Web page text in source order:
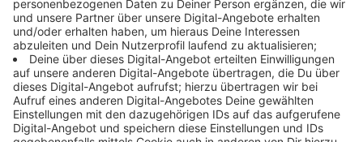
Ab sofort sind interessierte Betreiber aufgefordert, ihr
Konzept einzureichen. Um die Wege hierfür kurz zu
halten und schnell Testzentren einrichten zu können,
stehen ihnen alle notwendigen Informationen sowie
einOnline-Formular auf der Internetseite der
Kreisverwaltungzur Verfügung. Dabei muss der